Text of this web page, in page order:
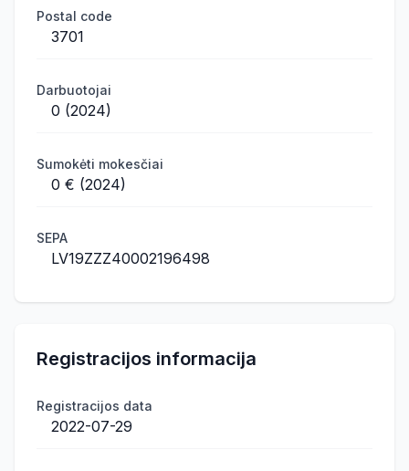
Postal code
3701
Darbuotojai
0 (2024)
Sumokėti mokesčiai
0 € (2024)
SEPA
LV19ZZZ40002196498
Registracijos informacija
Registracijos data
2022-07-29